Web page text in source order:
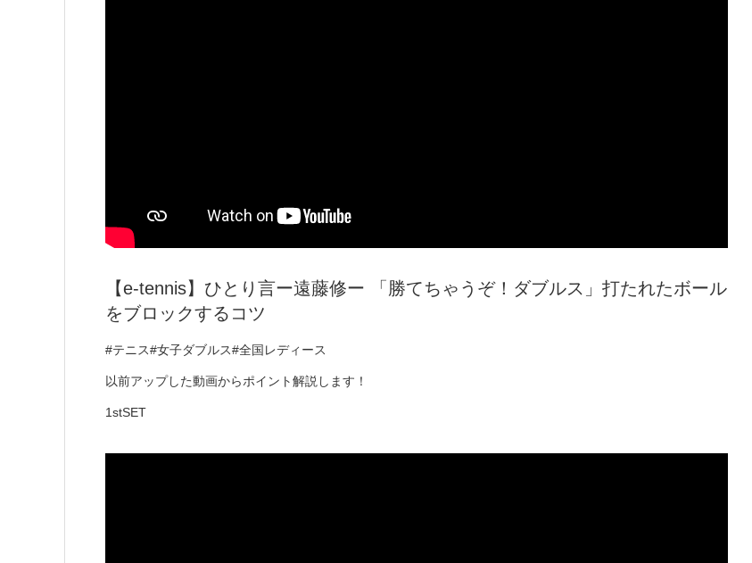
【e-tennis】ひとり言ー遠藤修ー 「勝てちゃうぞ！ダブルス」打たれたボール
をブロックするコツ
#テニス#女子ダブルス#全国レディース
以前アップした動画からポイント解説します！
1stSET